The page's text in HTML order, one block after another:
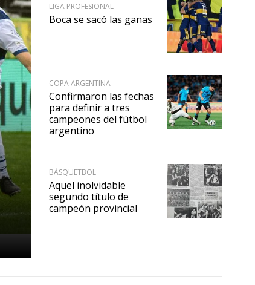
LIGA PROFESIONAL
Boca se sacó las ganas
COPA ARGENTINA
Confirmaron las fechas
para definir a tres
campeones del fútbol
argentino
BÁSQUETBOL
Aquel inolvidable
segundo título de
campeón provincial